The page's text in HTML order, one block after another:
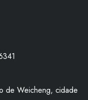
de Weicheng, cidade